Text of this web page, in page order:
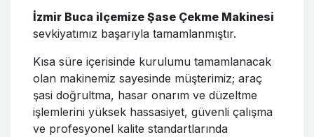
İzmir Buca ilçemize Şase Çekme Makinesi
sevkiyatımız başarıyla tamamlanmıştır.
Kısa süre içerisinde kurulumu tamamlanacak
olan makinemiz sayesinde müşterimiz; araç
şasi doğrultma, hasar onarım ve düzeltme
işlemlerini yüksek hassasiyet, güvenli çalışma
ve profesyonel kalite standartlarında